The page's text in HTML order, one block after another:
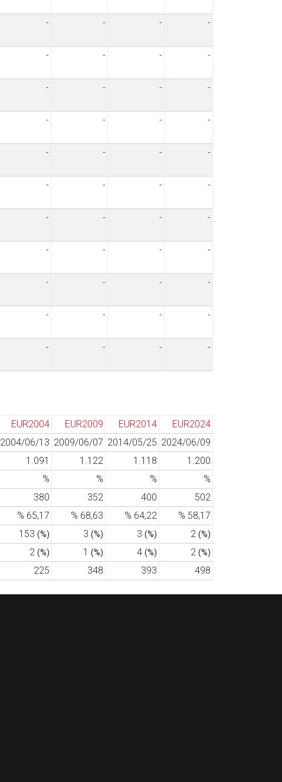
- - - -
- - - -
- - - -
- - - -
- - - -
- - - -
- - - -
- - - -
- - - -
- - - -
- - - -
EUR2004 EUR2009 EUR2014
EUR2024
2004/06/13 2009/06/07 2014/05/25 2024/06/09
1.091 1.122 1.118
1.200
% % %
%
380 352 400
502
% 65,17 % 68,63 % 64,22
% 58,17
153 (%) 3 (%) 3 (%) 2 (%)
2 (%) 1 (%) 4 (%) 2 (%)
225 348 393 498